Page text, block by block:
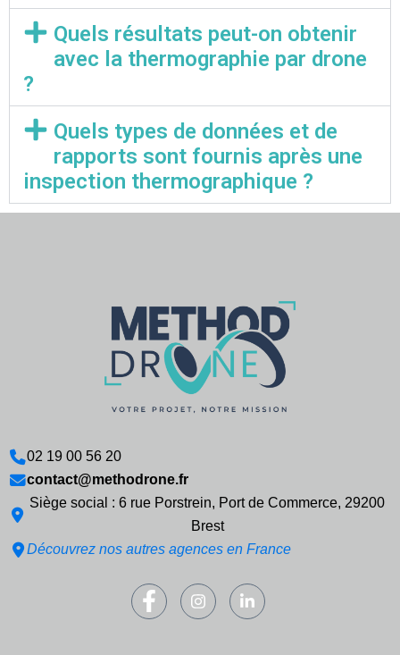
Quels résultats peut-on obtenir
avec la thermographie par drone
?
Quels types de données et de
rapports sont fournis après une
inspection thermographique ?
02 19 00 56 20
contact@methodrone.fr
Siège social : 6 rue Porstrein, Port de Commerce, 29200
Brest
Découvrez nos autres agences en France